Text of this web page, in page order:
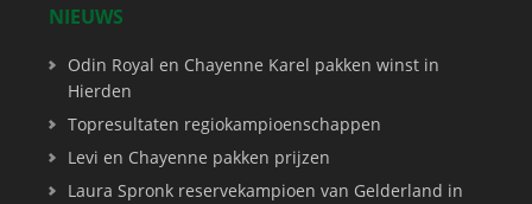
NIEUWS
Odin Royal en Chayenne Karel pakken winst in
Hierden
Topresultaten regiokampioenschappen
Levi en Chayenne pakken prijzen
Laura Spronk reservekampioen van Gelderland in